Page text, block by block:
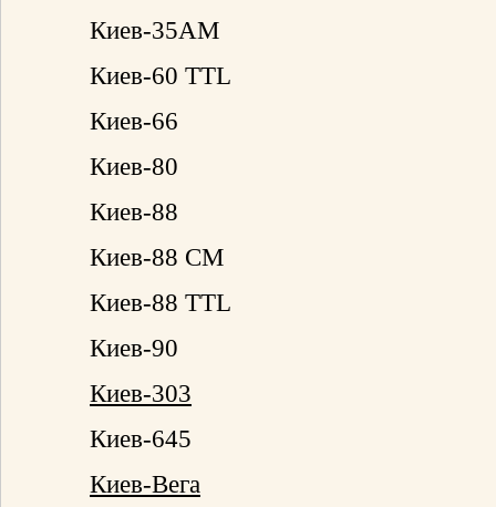
Киев-35АМ
Киев-60 TTL
Киев-66
Киев-80
Киев-88
Киев-88 СМ
Киев-88 TTL
Киев-90
Киев-303
Киев-645
Киев-Вега